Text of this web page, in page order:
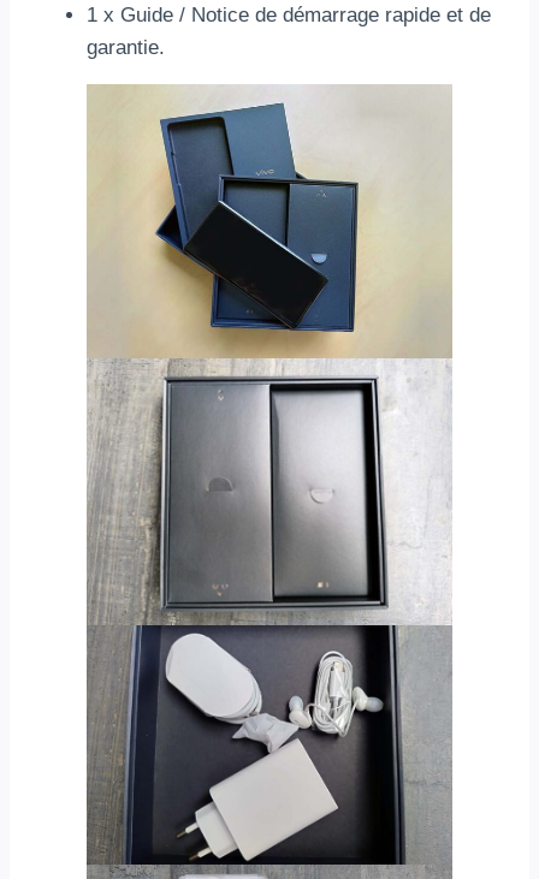
1 x Guide / Notice de démarrage rapide et de
garantie.